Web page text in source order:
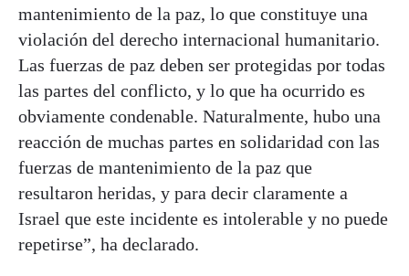
mantenimiento de la paz, lo que constituye una
violación del derecho internacional humanitario.
Las fuerzas de paz deben ser protegidas por todas
las partes del conflicto, y lo que ha ocurrido es
obviamente condenable. Naturalmente, hubo una
reacción de muchas partes en solidaridad con las
fuerzas de mantenimiento de la paz que
resultaron heridas, y para decir claramente a
Israel que este incidente es intolerable y no puede
repetirse”, ha declarado.